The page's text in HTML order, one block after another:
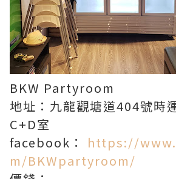
BKW Partyroom
地址：九龍觀塘道404號時
C+D室
facebook： https://
m/BKWpartyroom/